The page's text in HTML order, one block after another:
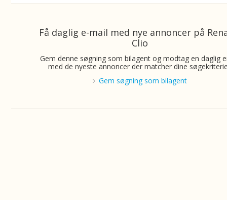
Få daglig e-mail med nye annoncer på
Clio
Gem denne søgning som bilagent og modtag en daglig
med de nyeste annoncer der matcher dine
Gem søgning som bilagent